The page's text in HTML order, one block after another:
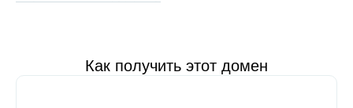
Как получить этот домен